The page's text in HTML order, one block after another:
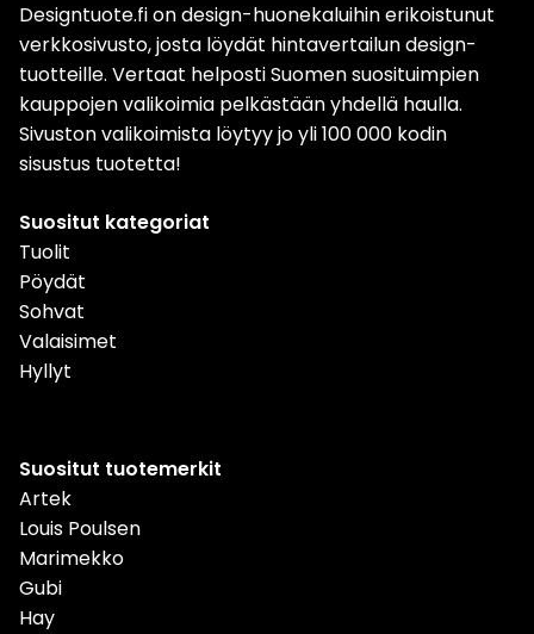
Designtuote.fi on design-huonekaluihin erikoistunut
verkkosivusto, josta löydät hintavertailun design-
tuotteille. Vertaat helposti Suomen suosituimpien
kauppojen valikoimia pelkästään yhdellä haulla.
Sivuston valikoimista löytyy jo yli 100 000 kodin
sisustus tuotetta!
Suositut kategoriat
Tuolit
Pöydät
Sohvat
Valaisimet
Hyllyt
Suositut tuotemerkit
Artek
Louis Poulsen
Marimekko
Gubi
Hay